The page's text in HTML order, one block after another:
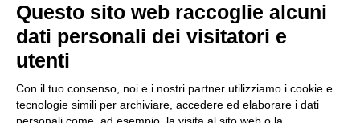
ENTI PUBBLICI
SCUOLE
CITTADINI E FAMIGLIE
Questo sito web raccoglie alcuni
dati personali dei visitatori e
utenti
Con il tuo consenso, noi e i nostri partner utilizziamo i cookie e
tecnologie simili per archiviare, accedere ed elaborare i dati